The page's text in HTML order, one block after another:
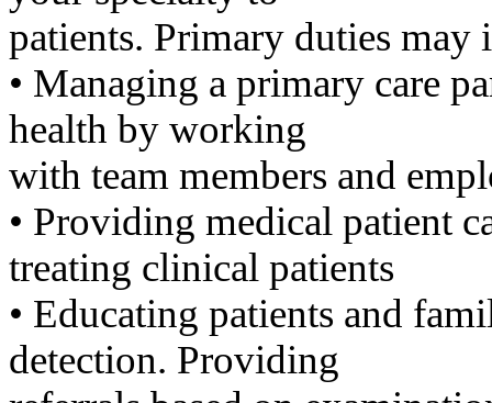
DOMCLUB.top
유
머
판
북
끼
신
렌
사
이
트
patients. Primary duties
•​ ​Managing a primary care
health by working
with team members and
•​ ​Providing medical patient
treating clinical patients
•​ ​Educating patients and
detection. Providing